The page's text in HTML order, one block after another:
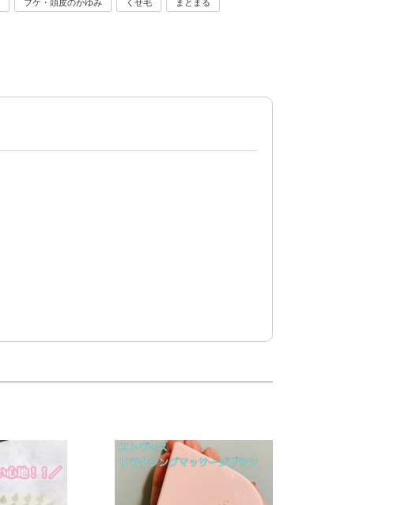
フケ・頭皮のかゆみ くせ毛 まとまる